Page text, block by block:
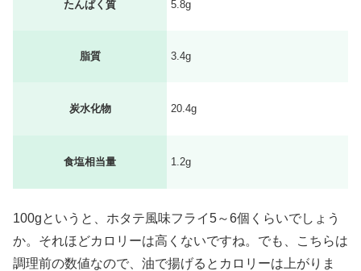
たんぱく質 5.8g
脂質 3.4g
炭水化物 20.4g
食塩相当量 1.2g
100gというと、ホタテ風味フライ5～6個くらいでしょう
か。それほどカロリーは高くないですね。でも、こちらは
調理前の数値なので、油で揚げるとカロリーは上がりま